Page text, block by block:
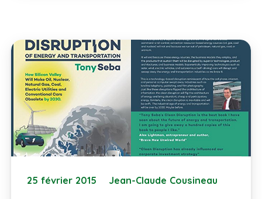
25 février 2015 Jean-Claude Cousineau